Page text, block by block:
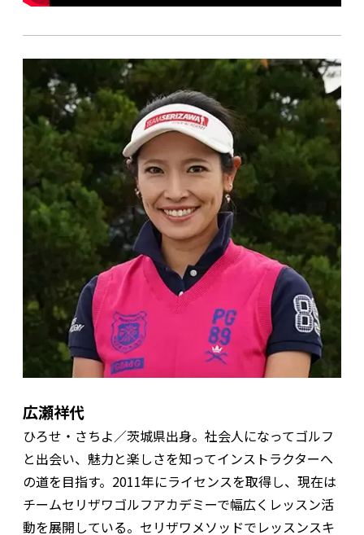
広瀬祥代
ひろせ・さちよ／茨城県出身。社会人になってゴルフ
と出会い、魅力と楽しさを知ってインストラクターへ
の道を目指す。2011年にライセンスを取得し、現在は
チームセリザワゴルフアカデミーで幅広くレッスン活
動を展開している。セリザワメソッドでレッスンスキ